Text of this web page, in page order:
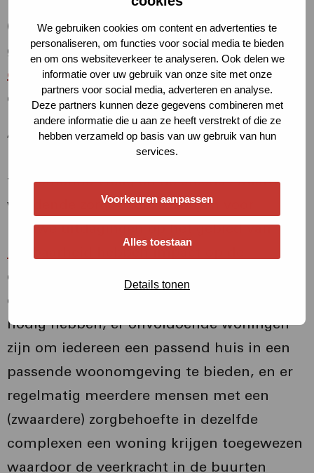
We gebruiken cookies om content en advertenties te
personaliseren, om functies voor social media te bieden
en om ons websiteverkeer te analyseren. Ook delen we
informatie over uw gebruik van onze site met onze
partners voor social media, adverteren en analyse.
Deze partners kunnen deze gegevens combineren met
andere informatie die u aan ze heeft verstrekt of die ze
hebben verzameld op basis van uw gebruik van hun
services.
Voorkeuren aanpassen
Alles toestaan
Details tonen
(zoals statushouders) is de afgelopen jaren
gegroeid.Lees alle trends en
ontwikkelingen op het gebied van wonen
en zorg.
Als Havensteder zijn we er voor onze
bewoners met een zorgvraag, maar de
toenemende vraag en de steeds zwaarder
wordende zorgbehoefte zorgen voor
nieuwe uitdagingen op het gebied van
draagkracht van onze wijken. Zo zien we
dat mensen vaak niet de zorg krijgen die ze
nodig hebben, er onvoldoende woningen
zijn om iedereen een passend huis in een
passende woonomgeving te bieden, en er
regelmatig meerdere mensen met een
(zwaardere) zorgbehoefte in dezelfde
complexen een woning krijgen toegewezen
waardoor de veerkracht in de buurten